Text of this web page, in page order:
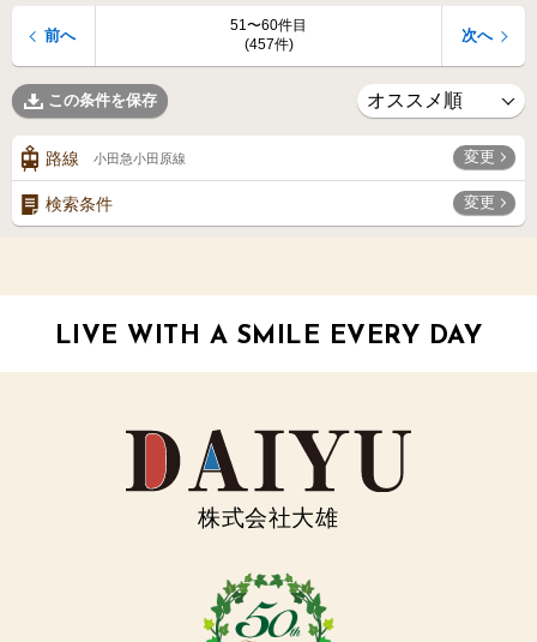
51〜60件目
(457件)
前へ 次へ
この条件を保存
路線 小田急小田原線 変更
検索条件 変更
LIVE WITH A SMILE EVERY DAY
株式会社大雄